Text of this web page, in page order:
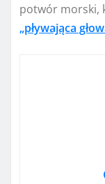
potwór morski,
„pływająca